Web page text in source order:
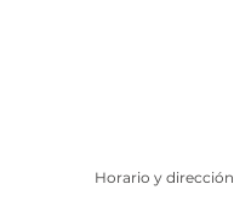
Horario y dirección